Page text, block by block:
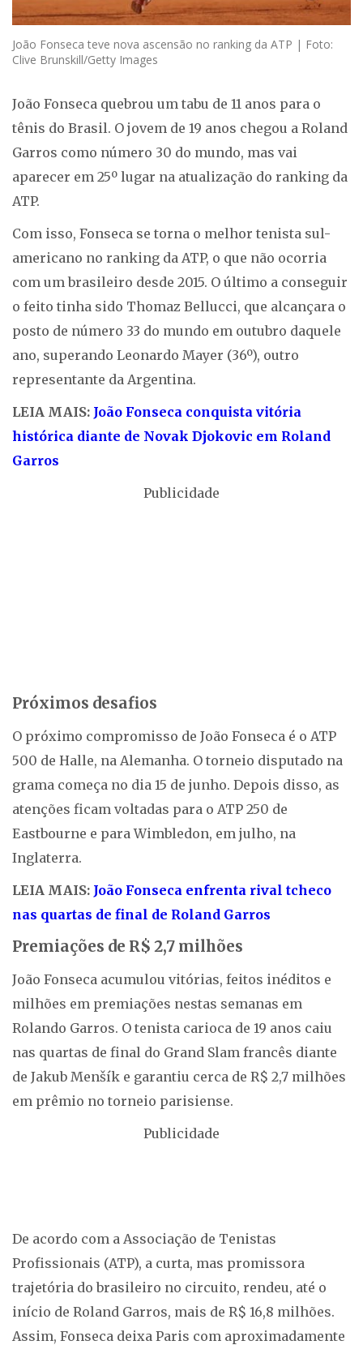
João Fonseca teve nova ascensão no ranking da ATP | Foto:
Clive Brunskill/Getty Images
João Fonseca quebrou um tabu de 11 anos para o
tênis do Brasil. O jovem de 19 anos chegou a Roland
Garros como número 30 do mundo, mas vai
aparecer em 25º lugar na atualização do ranking da
ATP.
Com isso, Fonseca se torna o melhor tenista sul-
americano no ranking da ATP, o que não ocorria
com um brasileiro desde 2015. O último a conseguir
o feito tinha sido Thomaz Bellucci, que alcançara o
posto de número 33 do mundo em outubro daquele
ano, superando Leonardo Mayer (36º), outro
representante da Argentina.
LEIA MAIS: João Fonseca conquista vitória
histórica diante de Novak Djokovic em Roland
Garros
Publicidade
Próximos desafios
O próximo compromisso de João Fonseca é o ATP
500 de Halle, na Alemanha. O torneio disputado na
grama começa no dia 15 de junho. Depois disso, as
atenções ficam voltadas para o ATP 250 de
Eastbourne e para Wimbledon, em julho, na
Inglaterra.
LEIA MAIS: João Fonseca enfrenta rival tcheco
nas quartas de final de Roland Garros
Premiações de R$ 2,7 milhões
João Fonseca acumulou vitórias, feitos inéditos e
milhões em premiações nestas semanas em
Rolando Garros. O tenista carioca de 19 anos caiu
nas quartas de final do Grand Slam francês diante
de Jakub Menšík e garantiu cerca de R$ 2,7 milhões
em prêmio no torneio parisiense.
Publicidade
De acordo com a Associação de Tenistas
Profissionais (ATP), a curta, mas promissora
trajetória do brasileiro no circuito, rendeu, até o
início de Roland Garros, mais de R$ 16,8 milhões.
Assim, Fonseca deixa Paris com aproximadamente